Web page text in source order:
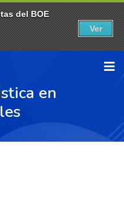
en
del BOE
Ver